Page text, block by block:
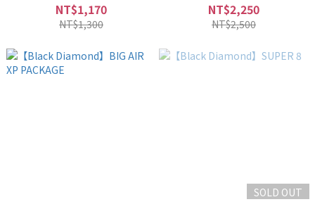
NT$1,170
NT$1,300
NT$2,250
NT$2,500
SOLD OUT